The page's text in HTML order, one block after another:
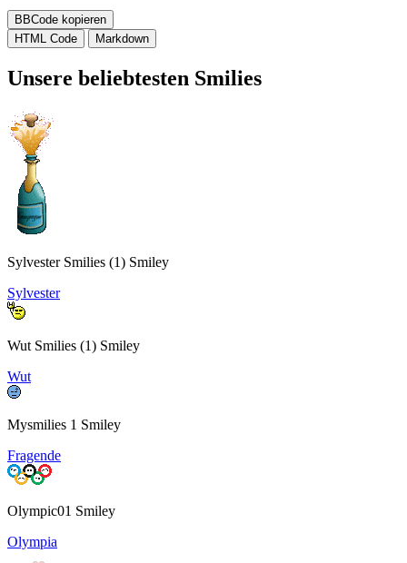
BBCode kopieren
HTML Code
Markdown
Unsere beliebtesten Smilies
Sylvester Smilies (1) Smiley
Sylvester
Wut Smilies (1) Smiley
Wut
Mysmilies 1 Smiley
Fragende
Olympic01 Smiley
Olympia